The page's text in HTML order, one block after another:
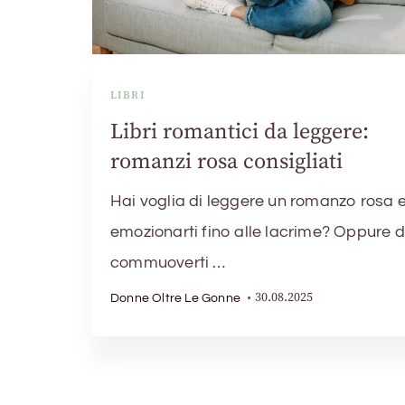
LIBRI
Libri romantici da leggere:
romanzi rosa consigliati
Hai voglia di leggere un romanzo rosa
emozionarti fino alle lacrime? Oppure
commuoverti …
Donne Oltre Le Gonne 30.08.2025